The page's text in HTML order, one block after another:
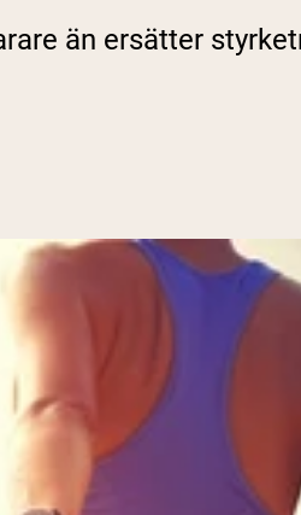
än ersätter